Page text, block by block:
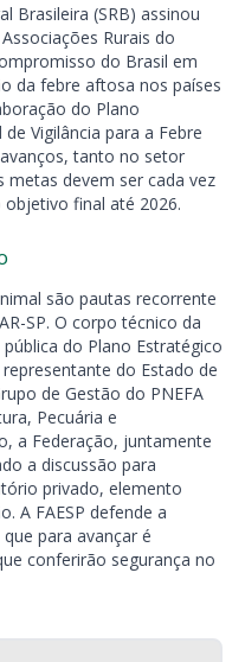
Brasileira (SRB) assinou
Rurais do
do Brasil em
da febre aftosa nos países
do Plano
Vigilância para a Febre
tanto no setor
devem ser cada vez
final até 2026.
são pautas recorrente
SP. O corpo técnico da
do Plano Estratégico
do Estado de
de Gestão do PNEFA
Pecuária e
a Federação, juntamente
a discussão para
privado, elemento
A FAESP defende a
para avançar é
conferirão segurança no